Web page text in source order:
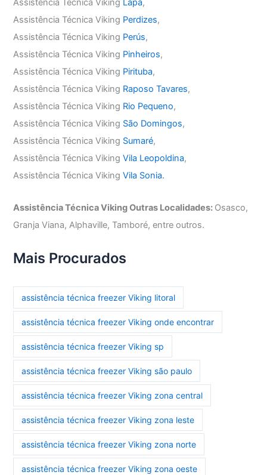
Assistência Técnica Viking Lapa,
Assistência Técnica Viking Perdizes,
Assistência Técnica Viking Perús,
Assistência Técnica Viking Pinheiros,
Assistência Técnica Viking Pirituba,
Assistência Técnica Viking Raposo Tavares,
Assistência Técnica Viking Rio Pequeno,
Assistência Técnica Viking São Domingos,
Assistência Técnica Viking Sumaré,
Assistência Técnica VikingVila Leopoldina,
Assistência Técnica VikingVila Sonia.
Assistência Técnica Viking Outras Localidades: Osasco,
Granja Viana, Alphaville, Tamboré, entre outros.
Mais Procurados
assistência técnica freezer Viking litoral
assistência técnica freezer Viking onde encontrar
assistência técnica freezer Viking sp
assistência técnica freezer Viking são paulo
assistência técnica freezer Viking zona central
assistência técnica freezer Viking zona leste
assistência técnica freezer Viking zona norte
assistência técnica freezer Viking zona oeste